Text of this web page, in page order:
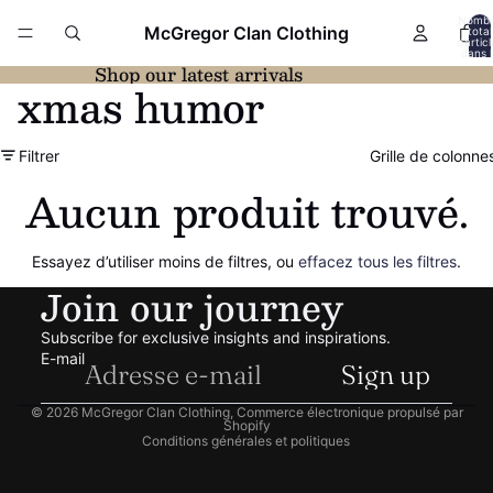
McGregor Clan Clothing
total
dans
Shop our latest arrivals
xmas humor
Filtrer Grille de
Aucun produit trouvé.
Essayez d’utiliser moins de filtres, ou effacez tous les filtres.
Join our journey
Subscribe for exclusive insights and inspirations.
E-mail
Sign up
© 2026 McGregor Clan Clothing, Commerce électronique propulsé par
Shopify
Conditions générales et politiques
Politique de confidentialité
Conditions d’utilisation
Politique d’expédition
Coordonnées